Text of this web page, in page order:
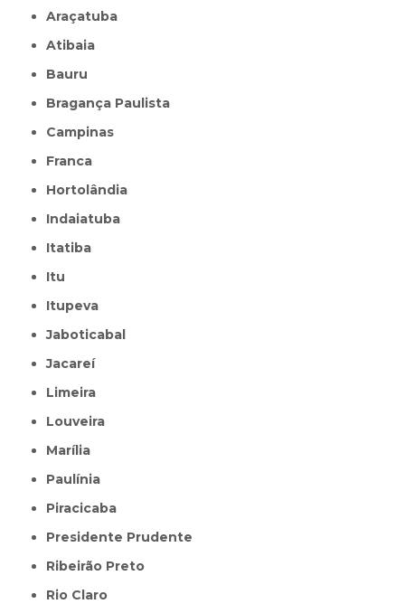
Araçatuba
Atibaia
Bauru
Bragança Paulista
Campinas
Franca
Hortolândia
Indaiatuba
Itatiba
Itu
Itupeva
Jaboticabal
Jacareí
Limeira
Louveira
Marília
Paulínia
Piracicaba
Presidente Prudente
Ribeirão Preto
Rio Claro